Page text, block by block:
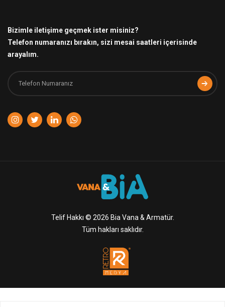
Bizimle iletişime geçmek ister misiniz?
Telefon numaranızı bırakın, sizi mesai saatleri içerisinde
arayalım.
Telif Hakkı © 2026 Bia Vana & Armatür.
Tüm hakları saklıdır.